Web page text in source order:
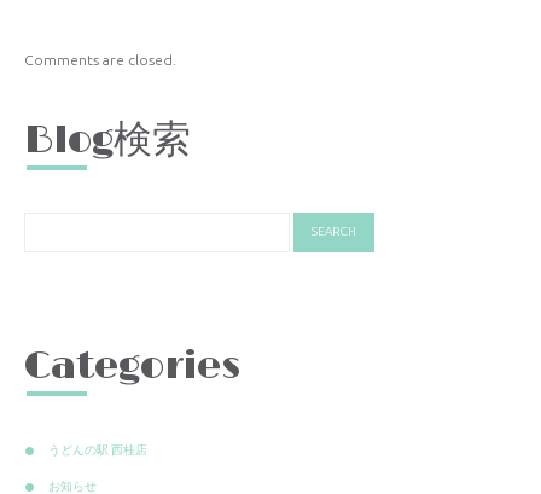
Comments are closed.
Blog検索
Categories
うどんの駅 西桂店
お知らせ